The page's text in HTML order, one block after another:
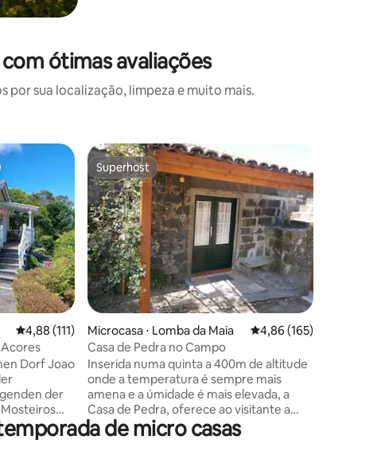
ótimas avaliações
por sua localização, limpeza e muito mais.
dos hóspedes
4,88 de uma avaliação média de 5, 111 avaliações
4,88 (111)
Bom Vale Acores
Dorf Joao
der
Caldeira
Superhost
Superhost
Microcasa ⋅ Lomba da Maia 4,86 de uma avaliação
4,86 (165)
Casa de Pedra no Campo
Inserida numa quinta a 400m de altitude
onde a temperatura é sempre mais
amena e a úmidade é mais elevada, a
Casa de Pedra, oferece ao visitante a
tranquilidade do campo e suas
actividades, descanso em recantos
de micro casas